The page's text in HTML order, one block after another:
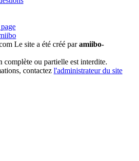
Le site a été créé paramiibo-
complète ou partielle est interdite.
contactez l'administrateur du site